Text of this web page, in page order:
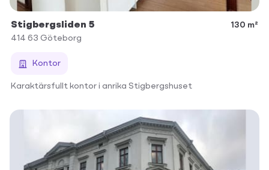
Stigbergsliden 5
130 m²
414 63 Göteborg
Kontor
Karaktärsfullt kontor i anrika Stigbergshuset